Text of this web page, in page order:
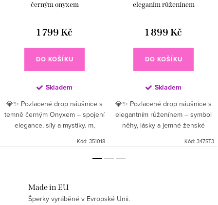
černým onyxem
1 799 Kč
DO KOŠÍKU
Skladem
💎✨ Pozlacené drop náušnice s
temně černým Onyxem – spojení
elegance, síly a mystiky. m,
Kód: 351018
eleganím růženínem
1 899 Kč
DO KOŠÍKU
Skladem
💎✨ Pozlacené drop náušnice s
elegantním růženínem – symbol
něhy, lásky a jemné ženské
každým tvým krokem a dodává...
Kód: 347ST3
Made in EU
Šperky vyráběné v Evropské Unii.